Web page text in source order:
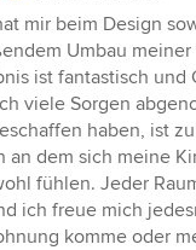
mir beim Design
Umbau
ist fantastisch und
viele Sorgen
haben, ist
an dem sich meine
fühlen. Jeder
ich freue mich
komme oder